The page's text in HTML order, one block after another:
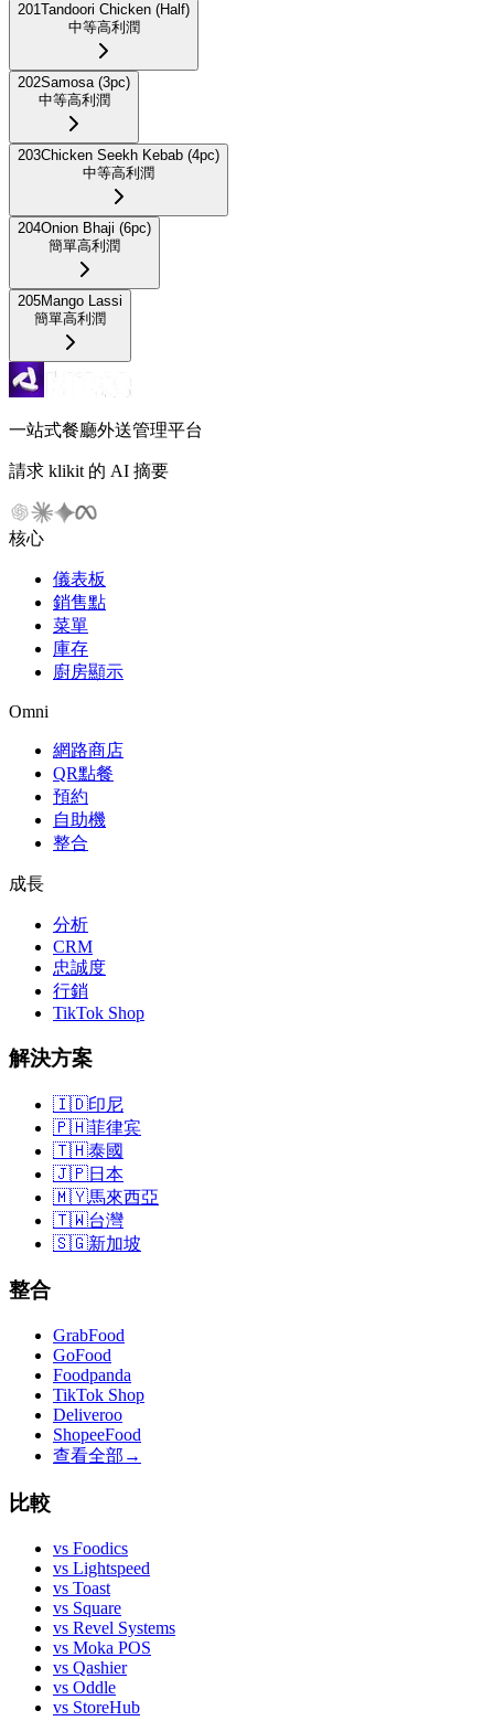
201Tandoori Chicken (Half)
中等高利潤
202Samosa (3pc)
中等高利潤
203Chicken Seekh Kebab (4pc)
中等高利潤
204Onion Bhaji (6pc)
簡單高利潤
205Mango Lassi
簡單高利潤
一站式餐廳外送管理平台
請求 klikit 的 AI 摘要
核心
儀表板
銷售點
菜單
庫存
廚房顯示
Omni
網路商店
QR點餐
預約
自助機
整合
成長
分析
CRM
忠誠度
行銷
TikTok Shop
解決方案
🇮🇩印尼
🇵🇭菲律宾
🇹🇭泰國
🇯🇵日本
🇲🇾馬來西亞
🇹🇼台灣
🇸🇬新加坡
整合
GrabFood
GoFood
Foodpanda
TikTok Shop
Deliveroo
ShopeeFood
查看全部 →
比較
vs Foodics
vs Lightspeed
vs Toast
vs Square
vs Revel Systems
vs Moka POS
vs Qashier
vs Oddle
vs StoreHub